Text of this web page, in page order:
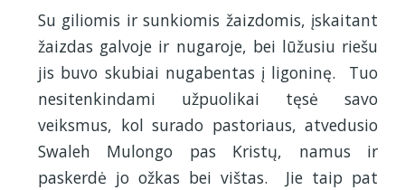
Su giliomis ir sunkiomis žaizdomis, įskaitant
žaizdas galvoje ir nugaroje, bei lūžusiu riešu
jis buvo skubiai nugabentas į ligoninę. Tuo
nesitenkindami užpuolikai tęsė savo
veiksmus, kol surado pastoriaus, atvedusio
Swaleh Mulongo pas Kristų, namus ir
paskerdė jo ožkas bei vištas. Jie taip pat